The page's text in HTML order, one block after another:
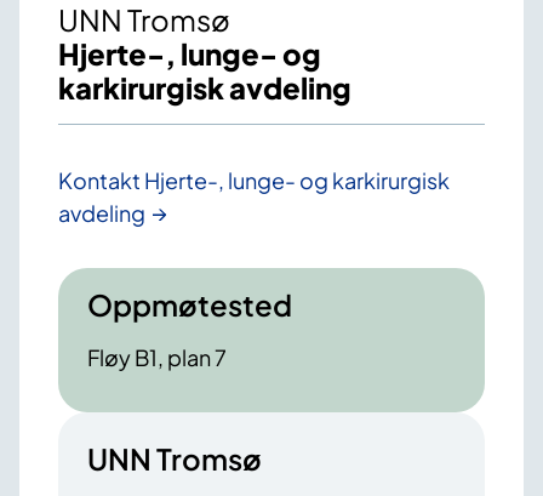
UNN Tromsø
Hjerte-, lunge- og
karkirurgisk avdeling
Kontakt Hjerte-, lunge- og karkirurgisk
avdeling
Oppmøtested
Fløy B1, plan 7
UNN Tromsø